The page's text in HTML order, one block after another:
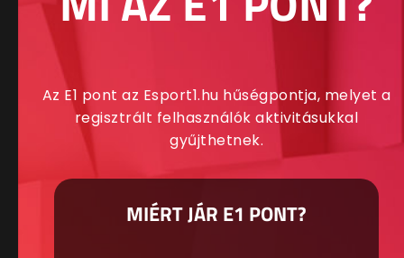
Az E1 pont az Esport1.hu hűségpontja, melyet a
regisztrált felhasználók aktivitásukkal
gyűjthetnek.
MIÉRT JÁR E1 PONT?